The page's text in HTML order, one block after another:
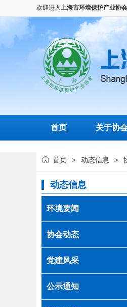
欢迎进入上海市环境保护产业协会
首页 关于协
首页 > 动态信息 >
动态信息
环境要闻
协会动态
党建风采
公示通知